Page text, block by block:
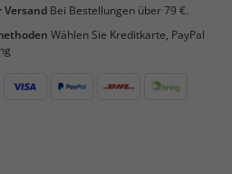
Bei Bestellungen über 79 €.
Wählen Sie Kreditkarte, PayPal